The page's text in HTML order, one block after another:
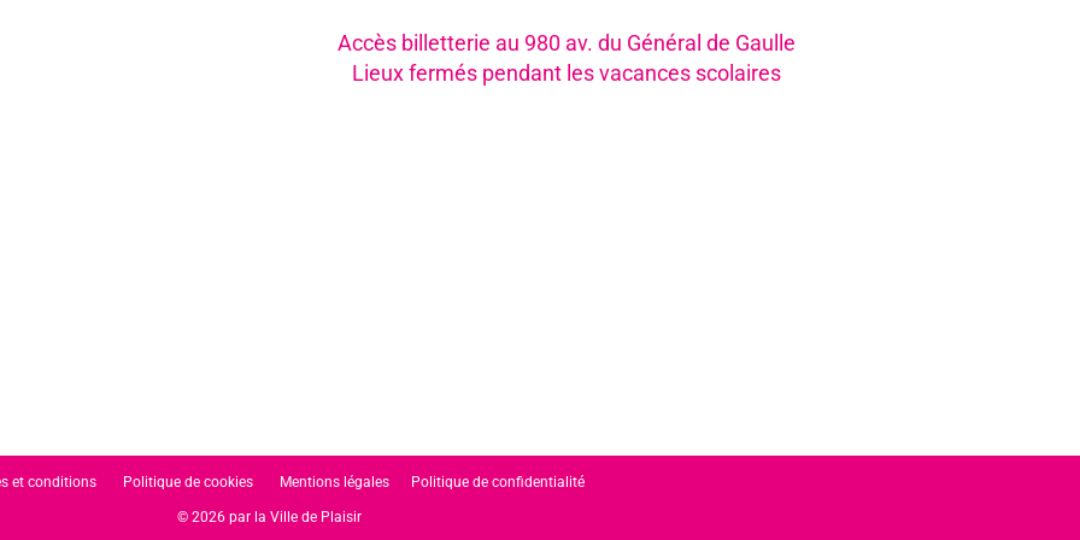
Accès billetterie au 980 av. du Général de Gaulle
Lieux fermés pendant les vacances scolaires
et conditions Politique de cookies Mentions légales Politique de confidentialité
© 2026 par la Ville de Plaisir